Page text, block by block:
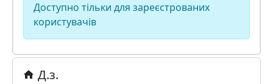
Доступно тільки для зареєстрованих
користувачів
Д.з.